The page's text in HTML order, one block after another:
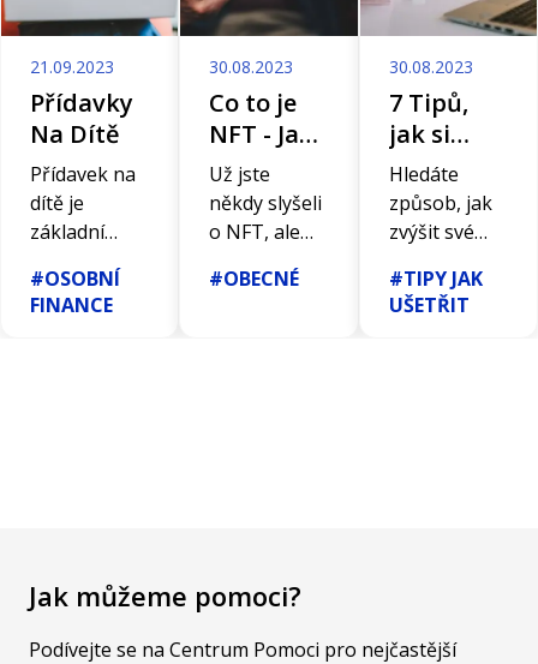
21.09.2023
Přídavky
Na Dítě
Přídavek na
dítě je
základní
testovanou
dávkou
#OSOBNÍ
FINANCE
30.08.2023
Co to je
NFT - Jak
NFT
vytvořit či
koupit
Už jste
někdy slyšeli
o NFT, ale
je? Zjistěte
#OBECNÉ
30.08.2023
7 Tipů,
jak si
přivydělat
peníze z
domova
Hledáte
způsob, jak
zvýšit své
by se vám
nějaký
#TIPY JAK
UŠETŘIT
Jak můžeme pomoci?
Podívejte se na Centrum Pomoci pro nejčastější